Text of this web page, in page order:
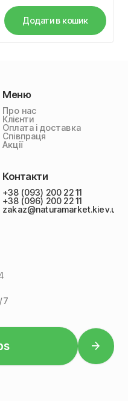
Додати в кошик
Меню
Про нас
Клієнти
Оплата і доставка
Співпраця
Акції
Контакти
+38 (093) 200 22 11
+38 (096) 200 22 11
zakaz@naturamarket.kiev.ua
7